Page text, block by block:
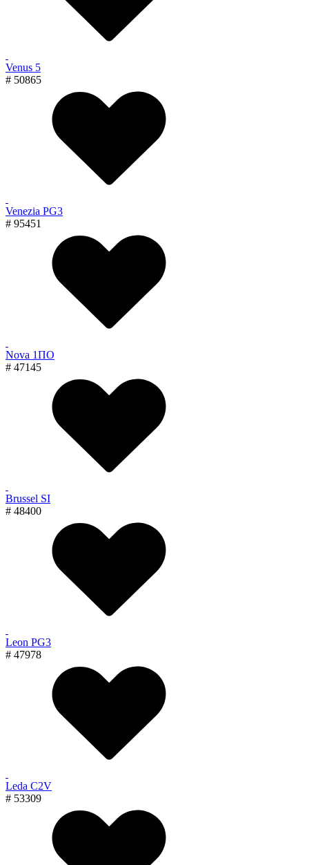
Venus 5
# 50865
Venezia PG3
# 95451
Nova 1ПО
# 47145
Brussel SI
# 48400
Leon PG3
# 47978
Leda C2V
# 53309